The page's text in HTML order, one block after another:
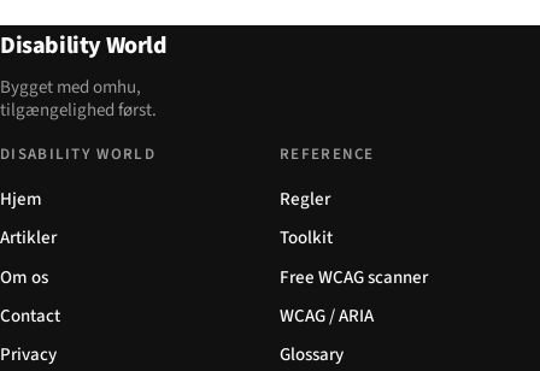
Disability World
Bygget med omhu,
tilgængelighed først.
DISABILITY WORLD
Hjem
Artikler
Om os
Contact
Privacy
REFERENCE
Regler
Toolkit
Free WCAG scanner
WCAG / ARIA
Glossary